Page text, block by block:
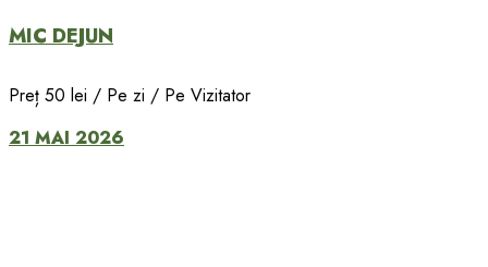
MIC DEJUN
Preț 50 lei / Pe zi / Pe Vizitator
21 MAI 2026